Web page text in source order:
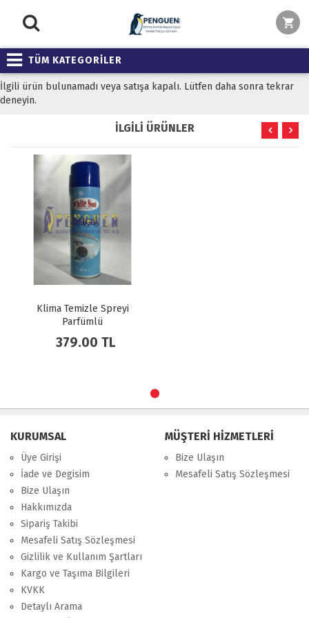
TÜM KATEGORİLER
İlgili ürün bulunamadı veya satışa kapalı. Lütfen daha sonra tekrar
deneyin.
İLGİLİ ÜRÜNLER
Klima Temizle Spreyi
Parfümlü
379.00 TL
KURUMSAL
Üye Girişi
İade ve Degisim
Bize Ulaşın
Hakkımızda
Sipariş Takibi
Mesafeli Satış Sözleşmesi
Gizlilik ve Kullanım Şartları
Kargo ve Taşıma Bilgileri
KVKK
Detaylı Arama
MÜŞTERİ HİZMETLERİ
Bize Ulaşın
Mesafeli Satış Sözleşmesi